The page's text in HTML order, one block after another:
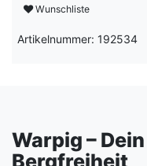
Wunschliste
Artikelnummer: 192534
Warpig –